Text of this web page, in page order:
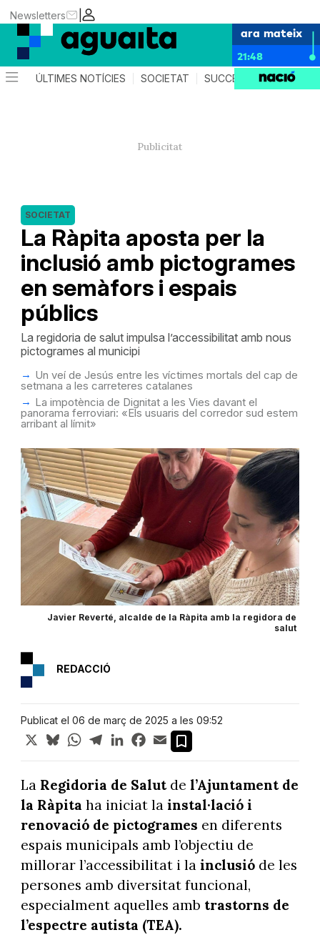
|
Newsletters
ara mateix
21:48
ÚLTIMES NOTÍCIES SOCIETAT SUCCESSOS AGENDA
La Ràpita aposta per la
inclusió amb pictogrames
en semàfors i espais
públics
SOCIETAT
La regidoria de salut impulsa l’accessibilitat amb nous
pictogrames al municipi
Un veí de Jesús entre les víctimes mortals del cap de
setmana a les carreteres catalanes
La impotència de Dignitat a les Vies davant el
panorama ferroviari: «Els usuaris del corredor sud estem
arribant al límit»
Javier Reverté, alcalde de la Ràpita amb la regidora de
salut
REDACCIÓ
Publicat el 06 de març de 2025 a les 09:52
X BlueskyWhatsApp
TelegramLinkedInFacebook
Email
La Regidoria de Salutde l’Ajuntament de
la Ràpita ha iniciat lainstal·lació i
renovació de pictogrames en diferents
espais municipals amb l’objectiu de
millorar l’accessibilitat i la inclusió de les
persones amb diversitat funcional,
especialment aquelles amb trastorns de
l’espectre autista (TEA).